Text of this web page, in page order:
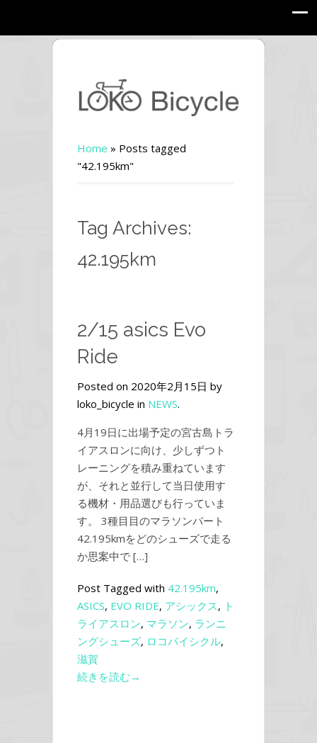
Home » Posts tagged
"42.195km"
Tag Archives:
42.195km
2/15 asics Evo
Ride
Posted on 2020年2月15日 by
loko_bicycle in NEWS.
4月19日に出場予定の宮古島トラ
イアスロンに向け、少しずつト
レーニングを積み重ねています
が、それと並行して当日使用す
る機材・用品選びも行っていま
す。 3種目目のマラソンパート
42.195kmをどのシューズで走る
か思案中で […]
Post Tagged with 42.195km,
ASICS, EVO RIDE, アシックス, ト
ライアスロン, マラソン, ランニ
ングシューズ, ロコバイシクル,
滋賀
続きを読む→